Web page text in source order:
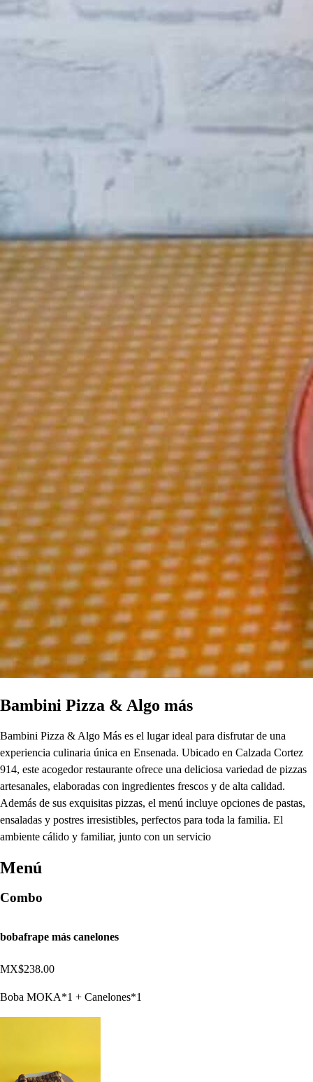
Bambini Pizza & Algo más
Bambini Pizza & Algo Más es el lugar ideal para disfrutar de una
experiencia culinaria única en Ensenada. Ubicado en Calzada Cortez
914, este acogedor restaurante ofrece una deliciosa variedad de pizzas
artesanales, elaboradas con ingredientes frescos y de alta calidad.
Además de sus exquisitas pizzas, el menú incluye opciones de pastas,
ensaladas y postres irresistibles, perfectos para toda la familia. El
ambiente cálido y familiar, junto con un servicio
Menú
Combo
bobafrape más canelones
MX$238.00
Boba MOKA*1 + Canelones*1